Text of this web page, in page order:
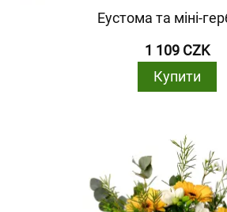
Еустома та міні-
1 109 CZK
Купити